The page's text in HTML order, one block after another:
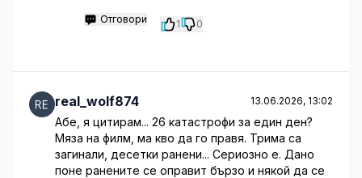
Отговори 1 0
real_wolf874 13.06.2026, 13:02
Абе, я цитирам... 26 катастрофи за един ден?
Мяза на филм, ма кво да го правя. Трима са
загинали, десетки ранени... Сериозно е. Дано
поне ранените се оправит бързо и някой да се